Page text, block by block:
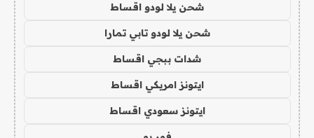
شحن يلا لودو اقساط
شحن يلا لودو تابي تمارا
شدات ببجي اقساط
ايتونز امريكي اقساط
ايتونز سعودي اقساط